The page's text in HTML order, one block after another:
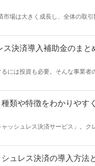
場は大きく成長し、全体の取
の高まりなどがあります。さら
決済導入補助金のまと
には投資も必要。そんな事業
金についてくわしくまとめした
類や特徴をわかりやす
ッシュレス決済サービス」。
シュレス決済の導入方法